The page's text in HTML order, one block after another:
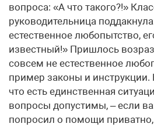
вопроса: «А что такого?!»
руководительница
естественное любопытство,
известный!» Пришлось
совсем не естественное
пример законы и инструкции.
что есть единственная
вопросы допустимы, – если
попросил о помощи